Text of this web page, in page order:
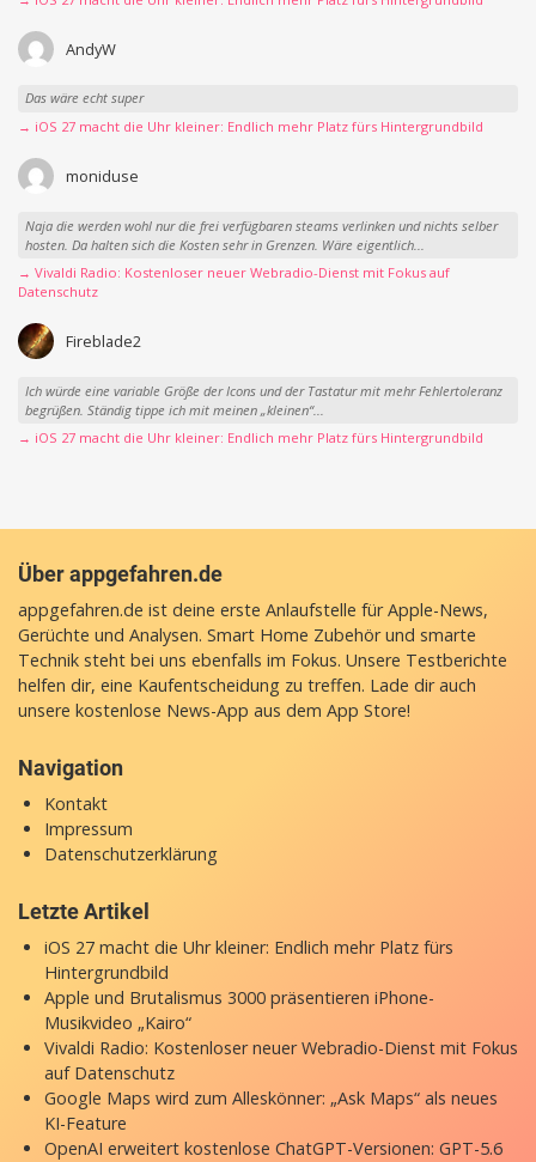
AndyW
Das wäre echt super
→ iOS 27 macht die Uhr kleiner: Endlich mehr Platz fürs Hintergrundbild
moniduse
Naja die werden wohl nur die frei verfügbaren steams verlinken und nichts selber
hosten. Da halten sich die Kosten sehr in Grenzen. Wäre eigentlich...
→ Vivaldi Radio: Kostenloser neuer Webradio-Dienst mit Fokus auf
Datenschutz
Fireblade2
Ich würde eine variable Größe der Icons und der Tastatur mit mehr Fehlertoleranz
begrüßen. Ständig tippe ich mit meinen „kleinen“...
→ iOS 27 macht die Uhr kleiner: Endlich mehr Platz fürs Hintergrundbild
Über appgefahren.de
appgefahren.de ist deine erste Anlaufstelle für Apple-News,
Gerüchte und Analysen. Smart Home Zubehör und smarte
Technik steht bei uns ebenfalls im Fokus. Unsere Testberichte
helfen dir, eine Kaufentscheidung zu treffen. Lade dir auch
unsere kostenlose News-App aus dem App Store!
Navigation
Kontakt
Impressum
Datenschutzerklärung
Letzte Artikel
iOS 27 macht die Uhr kleiner: Endlich mehr Platz fürs
Hintergrundbild
Apple und Brutalismus 3000 präsentieren iPhone-
Musikvideo „Kairo“
Vivaldi Radio: Kostenloser neuer Webradio-Dienst mit Fokus
auf Datenschutz
Google Maps wird zum Alleskönner: „Ask Maps“ als neues
KI-Feature
OpenAI erweitert kostenlose ChatGPT-Versionen: GPT-5.6